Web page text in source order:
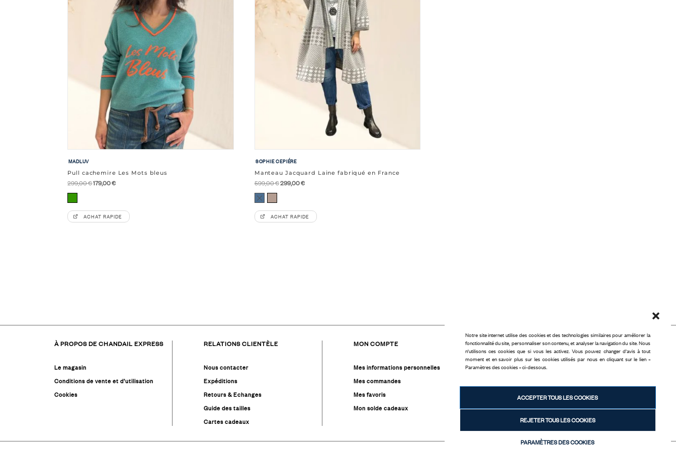
Notre site internet utilise des cookies et des technologies similaires pour améliorer la
fonctionnalité du site, personnaliser son contenu, et analyser la navigation du site. Nous
n'utilisons ces cookies que si vous les activez. Vous pouvez changer d'avis à tout
moment et en savoir plus sur les cookies utilisés par nous en cliquant sur le lien «
Paramètres des cookies » ci-dessous.
ACCEPTER TOUS LES COOKIES
REJETER TOUS LES COOKIES
PARAMÈTRES DES COOKIES
MADLUV
Pull cachemire Les Mots bleus
299,00€Le
initial
179,00€Le
actuel
Vert
ACHAT RAPIDE
SOPHIE CEPIÉRE
Manteau Jacquard Laine fabriqué en France
599,00€Le
initial
299,00€Le
actuel
Bleu Marine
Taupe
ACHAT RAPIDE
À PROPOS DE CHANDAIL EXPRESS
Le magasin
Conditions de vente et d’utilisation
Cookies
RELATIONS CLIENTÈLE
Nous contacter
Expéditions
Retours & Echanges
Guide des tailles
Cartes cadeaux
MON COMPTE
Mes informations personnelles
Mes commandes
Mes favoris
Mon solde cadeaux
NOUS JOINDRE
+33 (0) 4 93 39 80 36
28 rue Meynadier
06400 Cannes